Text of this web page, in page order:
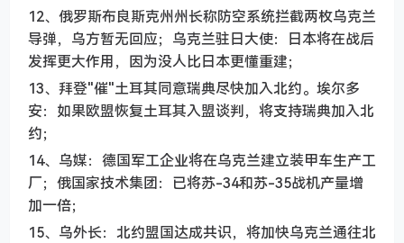
12、俄罗斯布良斯克州州长称防空系统拦截两枚乌克兰
导弹，乌方暂无回应；乌克兰驻日大使：日本将在战后
发挥更大作用，因为没人比日本更懂重建；
13、拜登"催"土耳其同意瑞典尽快加入北约。埃尔多
安：如果欧盟恢复土耳其入盟谈判，将支持瑞典加入北
约；
14、乌媒：德国军工企业将在乌克兰建立装甲车生产工
厂；俄国家技术集团：已将苏-34和苏-35战机产量增
加一倍；
15、乌外长：北约盟国达成共识，将加快乌克兰通往北